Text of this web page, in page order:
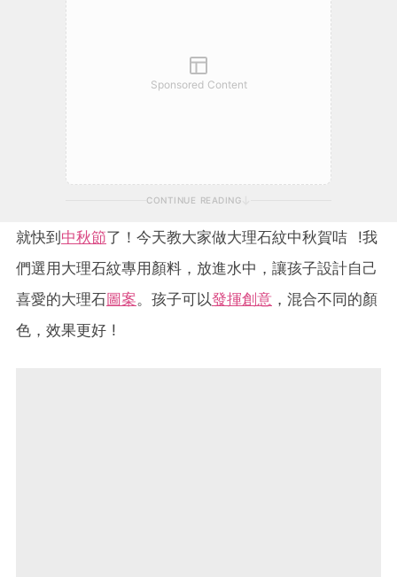
Sponsored Content
CONTINUE READING
就快到中秋節了！今天教大家做大理石紋中秋賀咭 !我
們選用大理石紋專用顏料，放進水中，讓孩子設計自己
喜愛的大理石圖案。孩子可以發揮創意 ，混合不同的顏
色，效果更好 !